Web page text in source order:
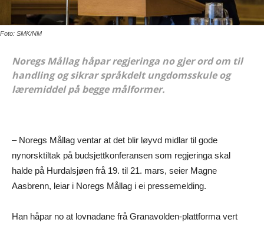
Foto: SMK/NM
Noregs Mållag håpar regjeringa no gjer ord om til
handling og sikrar språkdelt ungdomsskule og
læremiddel på begge målformer.
– Noregs Mållag ventar at det blir løyvd midlar til gode
nynorsktiltak på budsjettkonferansen som regjeringa skal
halde på Hurdalsjøen frå 19. til 21. mars, seier Magne
Aasbrenn, leiar i Noregs Mållag i ei pressemelding.
Han håpar no at lovnadane frå Granavolden-plattforma vert